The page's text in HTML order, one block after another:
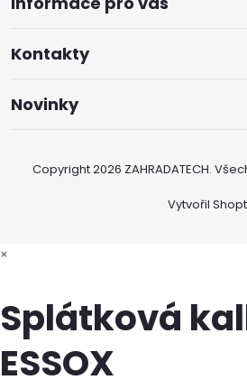
Kontakty
Novinky
Vytvořil
Copyright 2026 ZAHRADATECH.
×
Splátková
ESSOX